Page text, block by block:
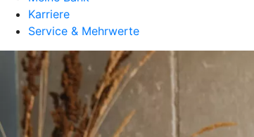
Karriere
Service & Mehrwerte